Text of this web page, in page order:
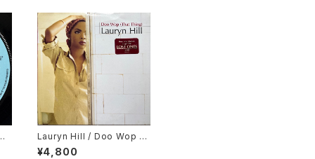
Lauryn Hill / Doo Wop (T
hat Thing)
¥4,800